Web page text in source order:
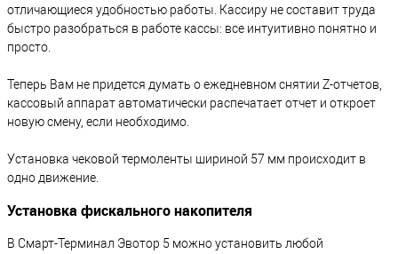
отличающиеся удобностью работы. Кассиру не составит труда
быстро разобраться в работе кассы: все интуитивно понятно и
просто.
Теперь Вам не придется думать о ежедневном снятии Z-отчетов,
кассовый аппарат автоматически распечатает отчет и откроет
новую смену, если необходимо.
Установка чековой термоленты шириной 57 мм происходит в
одно движение.
Установка фискального накопителя
В Смарт-Терминал Эвотор 5 можно установить любой